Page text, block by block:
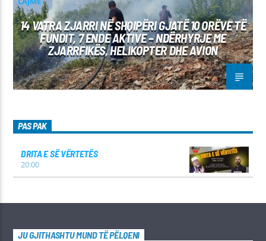
14 VATRA ZJARRI NË SHQIPËRI GJATË 10 ORËVE TË
FUNDIT, 7 ENDE AKTIVE – NDËRHYRJE ME
ZJARRFIKËS, HELIKOPTER DHE AVION
PAS PAK
DRITA E SË VËRTETËS
20:00
JU GJITHASHTU MUND TË PËLQENI